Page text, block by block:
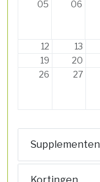
05 06
12 13
19
20
26
27
Supplementen